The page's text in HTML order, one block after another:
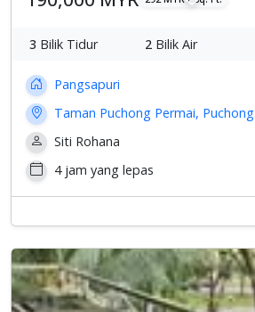
3 Bilik Tidur 2 Bilik Air
Pangsapuri
Taman Puchong Permai, Puchong
Siti Rohana
4 jam yang lepas